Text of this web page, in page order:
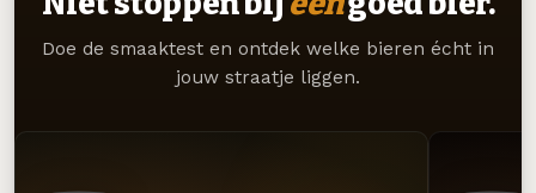
Doe de smaaktest en ontdek welke bieren écht in
jouw straatje liggen.